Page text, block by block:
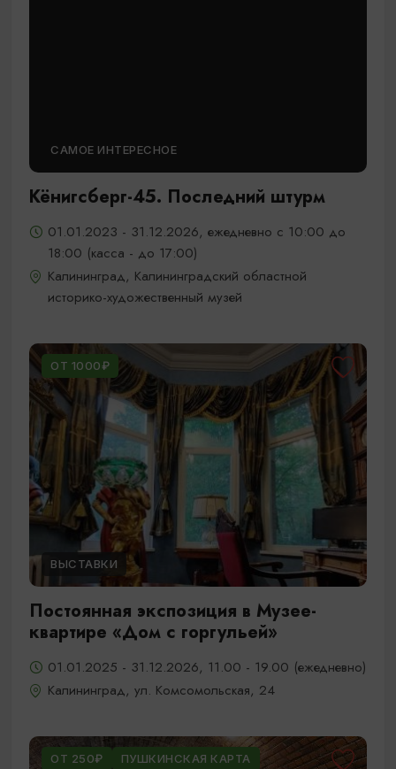
САМОЕ ИНТЕРЕСНОЕ
Кёнигсберг-45. Последний штурм
01.01.2023 - 31.12.2026, ежедневно с 10:00 до
18:00 (касса - до 17:00)
Калининград, Калининградский областной
историко-художественный музей
ОТ 1000₽
ВЫСТАВКИ
Постоянная экспозиция в Музее-
квартире «Дом с горгульей»
01.01.2025 - 31.12.2026, 11.00 - 19.00 (ежедневно)
Калининград, ул. Комсомольская, 24
ОТ 250₽ ПУШКИНСКАЯ КАРТА